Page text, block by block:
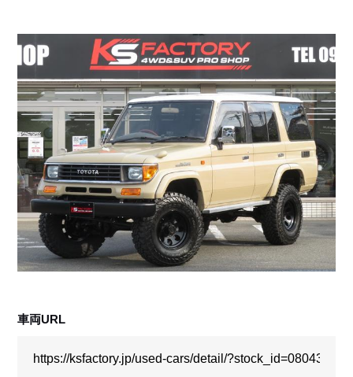
営業日
お問い合わせ
採用情報
店舗問い合わせ
車両URL